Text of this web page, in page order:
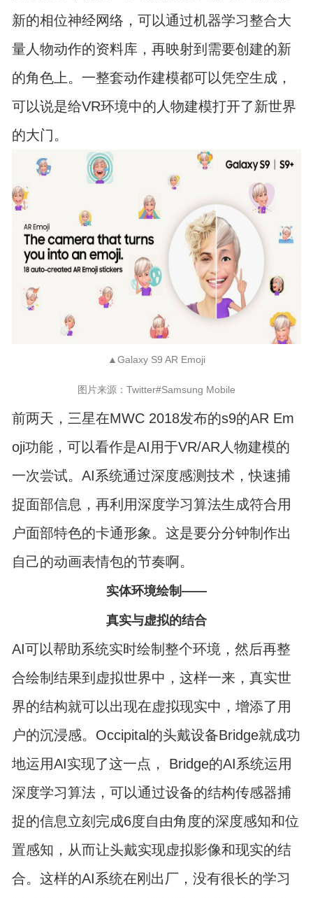
新的相位神经网络，可以通过机器学习整合大
量人物动作的资料库，再映射到需要创建的新
的角色上。一整套动作建模都可以凭空生成，
可以说是给VR环境中的人物建模打开了新世界
的大门。
▲Galaxy S9 AR Emoji
图片来源：Twitter#Samsung Mobile
前两天，三星在MWC 2018发布的s9的AR Em
oji功能，可以看作是AI用于VR/AR人物建模的
一次尝试。AI系统通过深度感测技术，快速捕
捉面部信息，再利用深度学习算法生成符合用
户面部特色的卡通形象。这是要分分钟制作出
自己的动画表情包的节奏啊。
实体环境绘制——
真实与虚拟的结合
AI可以帮助系统实时绘制整个环境，然后再整
合绘制结果到虚拟世界中，这样一来，真实世
界的结构就可以出现在虚拟现实中，增添了用
户的沉浸感。Occipital的头戴设备Bridge就成功
地运用AI实现了这一点， Bridge的AI系统运用
深度学习算法，可以通过设备的结构传感器捕
捉的信息立刻完成6度自由角度的深度感知和位
置感知，从而让头戴实现虚拟影像和现实的结
合。这样的AI系统在刚出厂，没有很长的学习